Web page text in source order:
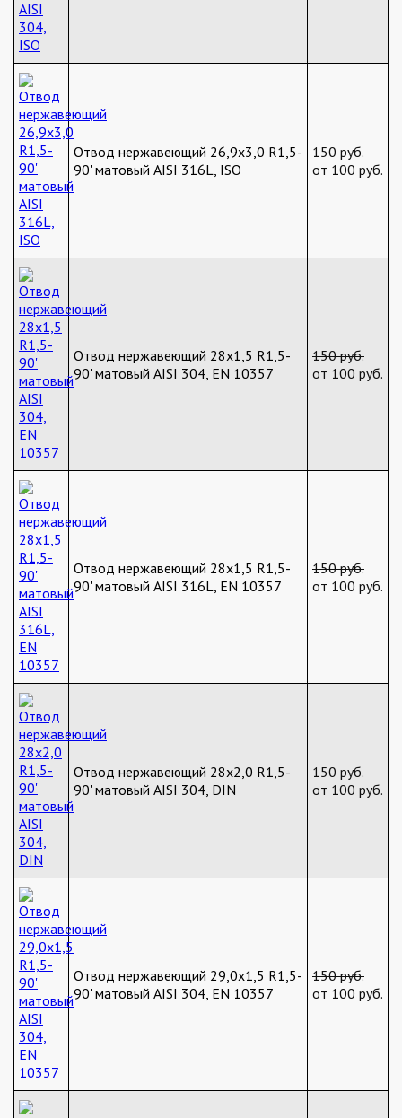
Отвод нержавеющий 26,9х3,0 R1,5-
90' матовый AISI 316L, ISO
150 руб.
от 100 руб.
Отвод нержавеющий 28х1,5 R1,5-
90' матовый AISI 304, EN 10357
150 руб.
от 100 руб.
Отвод нержавеющий 28х1,5 R1,5-
90' матовый AISI 316L, EN 10357
150 руб.
от 100 руб.
Отвод нержавеющий 28х2,0 R1,5-
90' матовый AISI 304, DIN
150 руб.
от 100 руб.
Отвод нержавеющий 29,0х1,5 R1,5-
90' матовый AISI 304, EN 10357
150 руб.
от 100 руб.